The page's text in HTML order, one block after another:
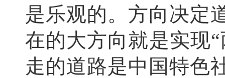
是乐观的。方向决定
在的大方向就是实现
走的道路是中国特色